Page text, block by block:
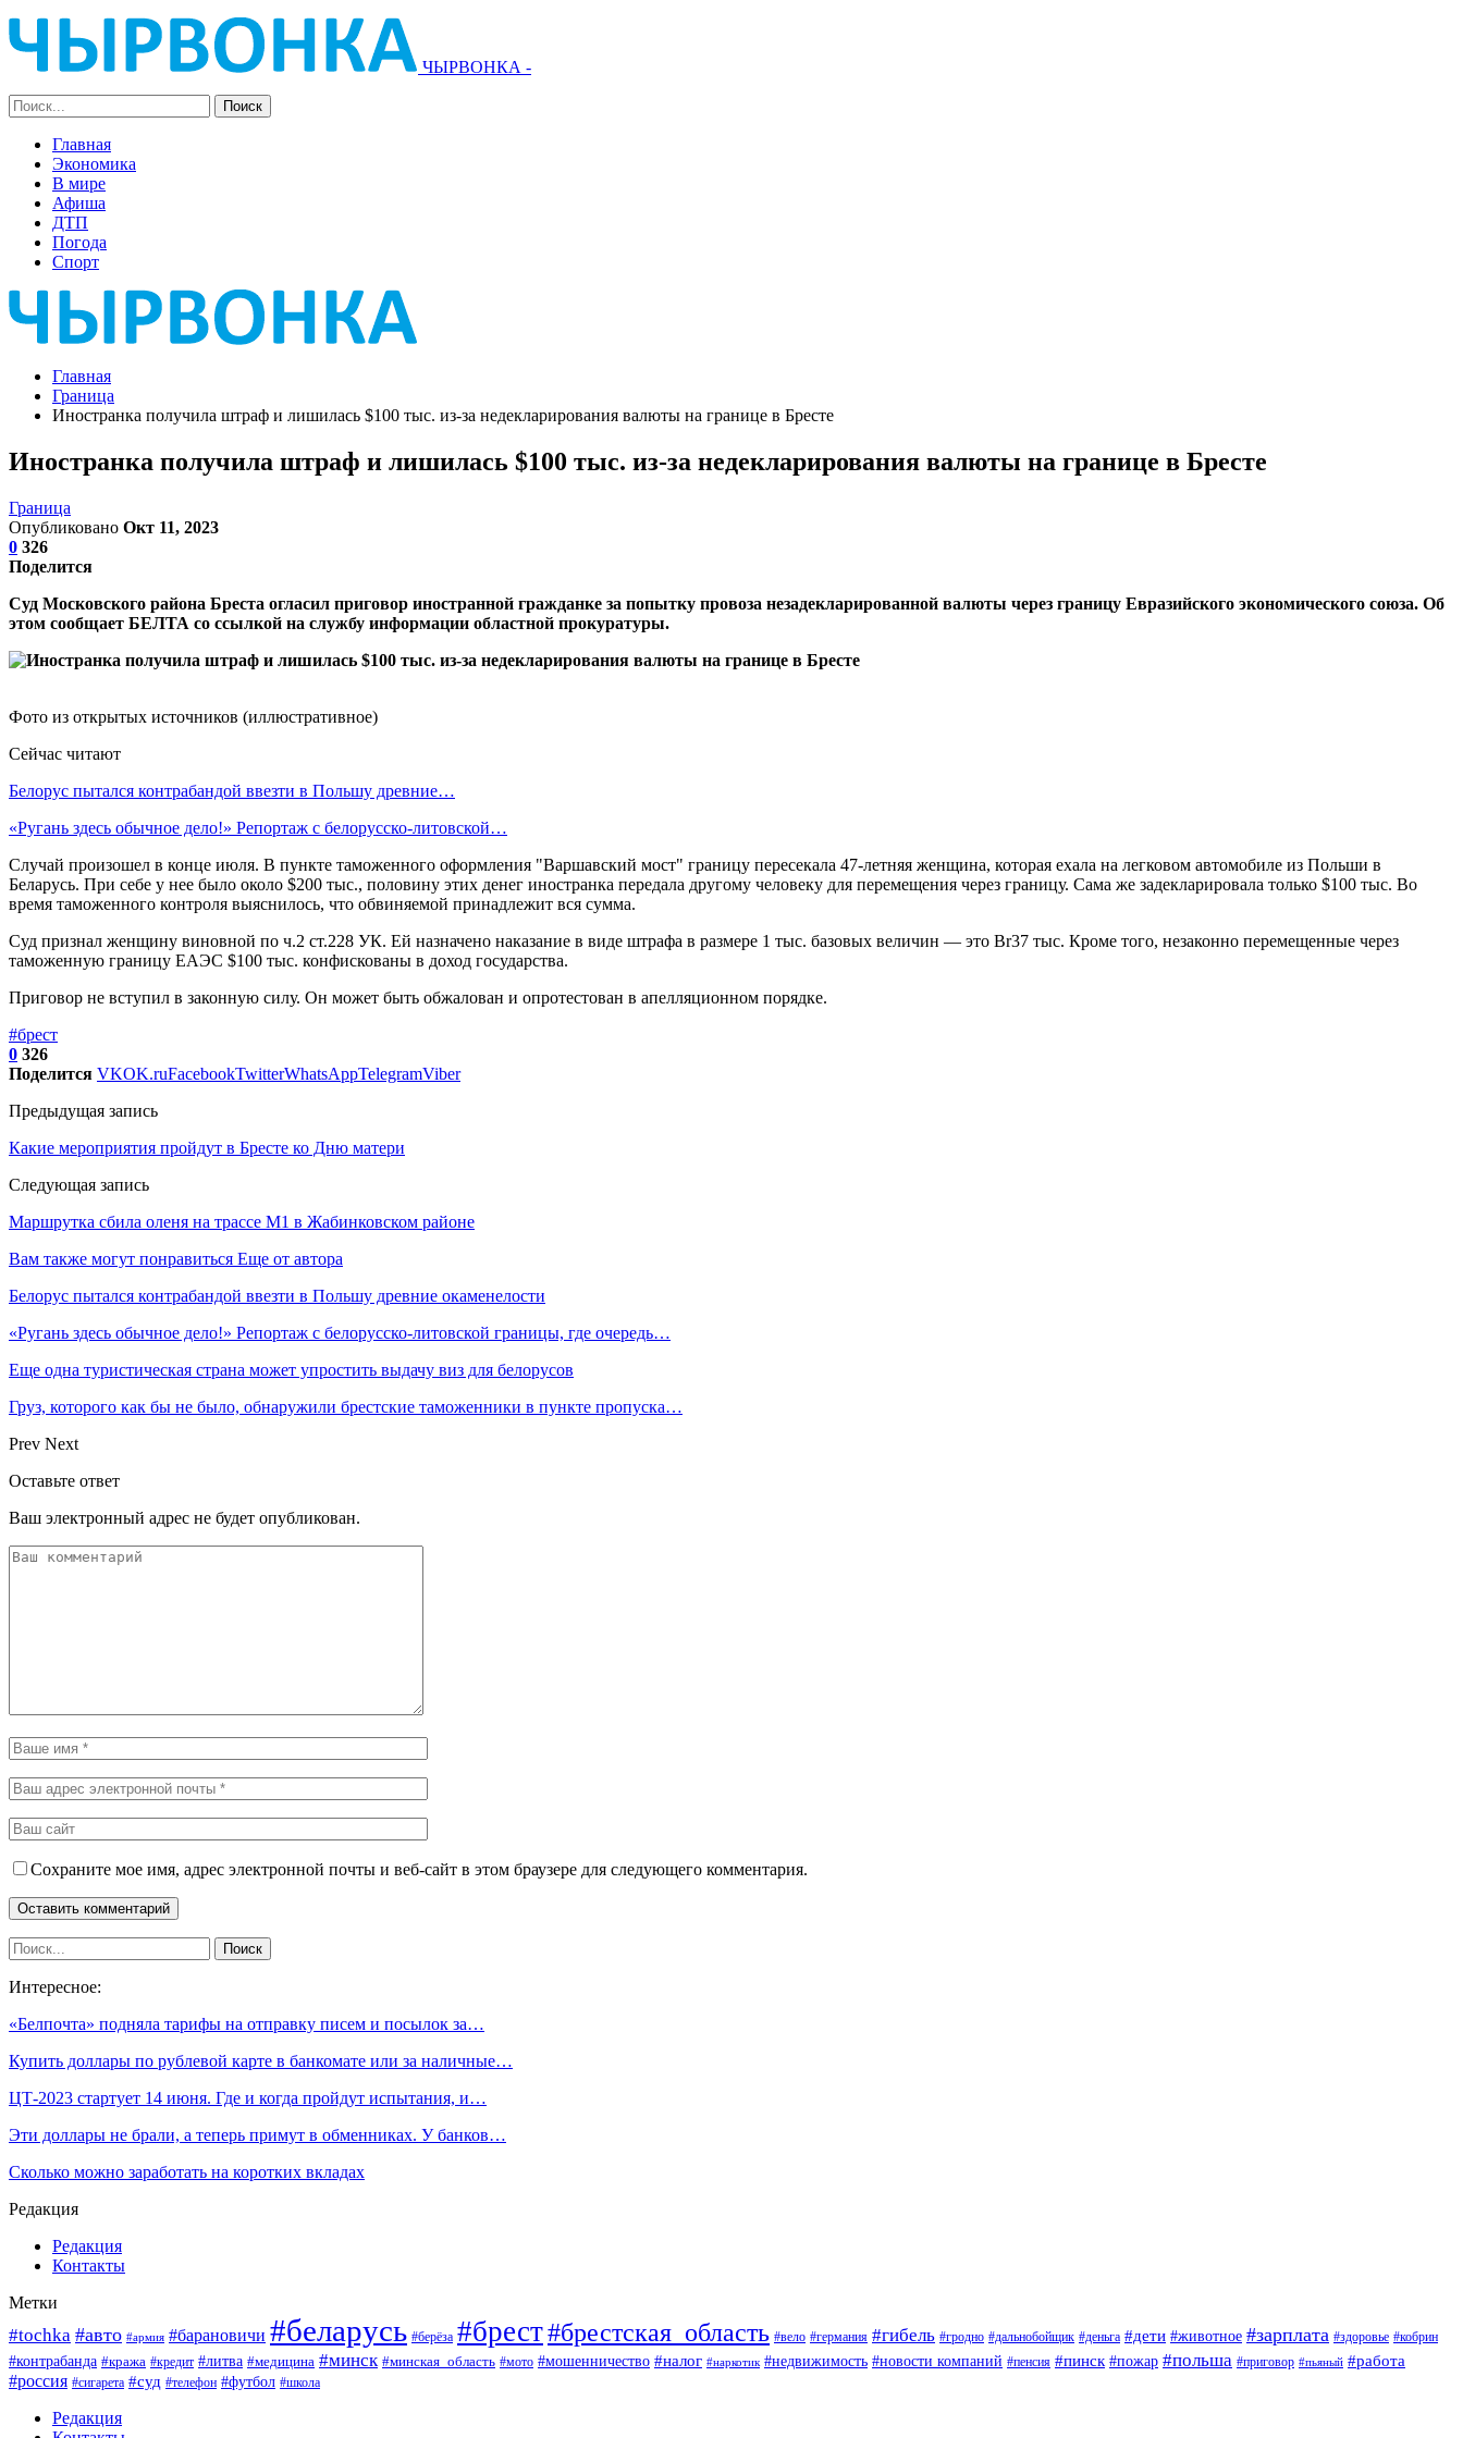
ЧЫРВОНКА -
Главная
Экономика
В мире
Афиша
ДТП
Погода
Спорт
Главная
Граница
Иностранка получила штраф и лишилась $100 тыс. из-за недекларирования валюты на границе в Бресте
Иностранка получила штраф и лишилась $100 тыс. из-за недекларирования валюты на границе в Бресте
Граница
Опубликовано Окт 11, 2023
0 326
Поделится
Суд Московского района Бреста огласил приговор иностранной гражданке за попытку провоза незадекларированной валюты через границу Евразийского экономического союза. Об
этом сообщает БЕЛТА со ссылкой на службу информации областной прокуратуры.
Фото из открытых источников (иллюстративное)
Сейчас читают
Белорус пытался контрабандой ввезти в Польшу древние…
«Ругань здесь обычное дело!» Репортаж с белорусско-литовской…
Случай произошел в конце июля. В пункте таможенного оформления "Варшавский мост" границу пересекала 47-летняя женщина, которая ехала на легковом автомобиле из Польши в
Беларусь. При себе у нее было около $200 тыс., половину этих денег иностранка передала другому человеку для перемещения через границу. Сама же задекларировала только $100 тыс. Во
время таможенного контроля выяснилось, что обвиняемой принадлежит вся сумма.
Суд признал женщину виновной по ч.2 ст.228 УК. Ей назначено наказание в виде штрафа в размере 1 тыс. базовых величин — это Br37 тыс. Кроме того, незаконно перемещенные через
таможенную границу ЕАЭС $100 тыс. конфискованы в доход государства.
Приговор не вступил в законную силу. Он может быть обжалован и опротестован в апелляционном порядке.
#брест
0 326
Поделится VKOK.ruFacebookTwitterWhatsAppTelegramViber
Предыдущая запись
Какие мероприятия пройдут в Бресте ко Дню матери
Следующая запись
Маршрутка сбила оленя на трассе М1 в Жабинковском районе
Вам также могут понравиться Еще от автора
Белорус пытался контрабандой ввезти в Польшу древние окаменелости
«Ругань здесь обычное дело!» Репортаж с белорусско-литовской границы, где очередь…
Еще одна туристическая страна может упростить выдачу виз для белорусов
Груз, которого как бы не было, обнаружили брестские таможенники в пункте пропуска…
Prev Next
Оставьте ответ
Ваш электронный адрес не будет опубликован.
Сохраните мое имя, адрес электронной почты и веб-сайт в этом браузере для следующего комментария.
Интересное:
«Белпочта» подняла тарифы на отправку писем и посылок за…
Купить доллары по рублевой карте в банкомате или за наличные…
ЦТ-2023 стартует 14 июня. Где и когда пройдут испытания, и…
Эти доллары не брали, а теперь примут в обменниках. У банков…
Сколько можно заработать на коротких вкладах
Редакция
Редакция
Контакты
Метки
#tochka #авто #армия #барановичи #беларусь #берёза #брест#брестская_область #вело #германия #гибель #гродно #дальнобойщик #деньга #дети #животное #зарплата #здоровье #кобрин
#контрабанда #кража #кредит #литва #медицина #минск #минская_область #мото #мошенничество #налог #наркотик #недвижимость #новости компаний #пенсия #пинск #пожар #польша #приговор #пьяный #работа
#россия #сигарета #суд #телефон #футбол #школа
Редакция